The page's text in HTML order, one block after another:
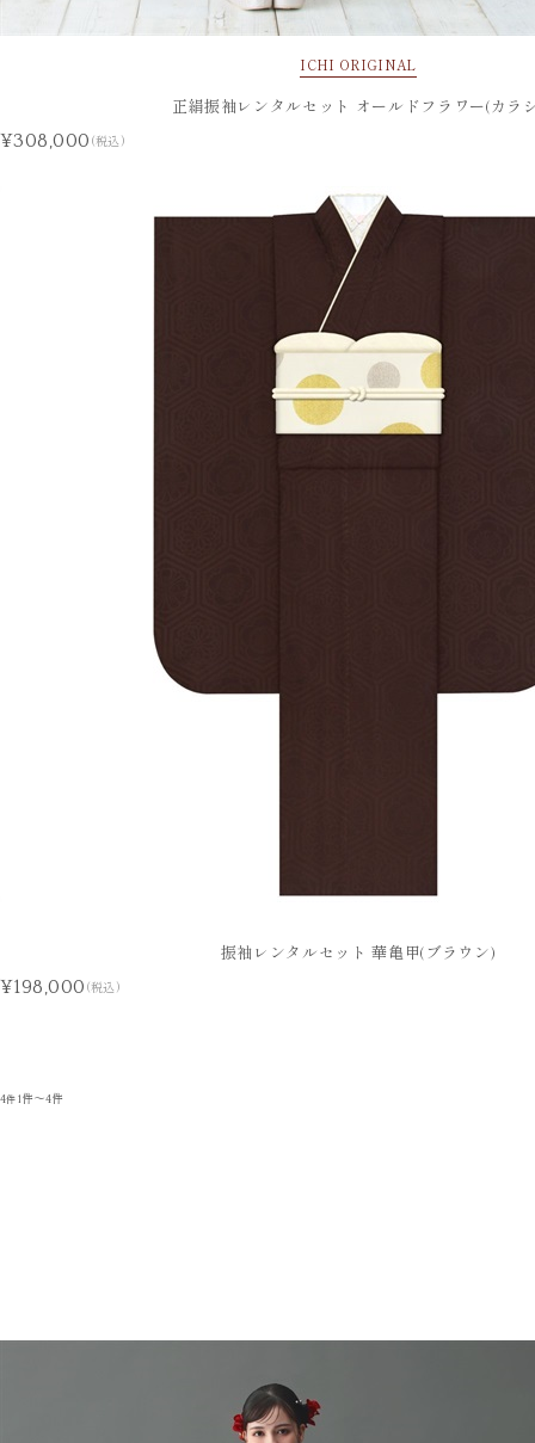
ICHI ORIGINAL
正絹振袖レンタルセット オールドフラワー(カラ
¥308,000 (税込)
振袖レンタルセット 華亀甲(ブラウン)
¥198,000 (税込)
4件 1件～4件